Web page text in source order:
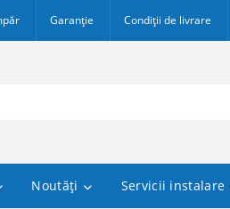
Garanție Condiții de livrare
Noutăți Servicii instalare